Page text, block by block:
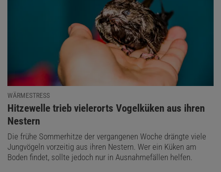
WÄRMESTRESS
:
Hitzewelle trieb vielerorts Vogelküken aus ihren
Nestern
Die frühe Sommerhitze der vergangenen Woche drängte viele
Jungvögeln vorzeitig aus ihren Nestern. Wer ein Küken am
Boden findet, sollte jedoch nur in Ausnahmefällen helfen.